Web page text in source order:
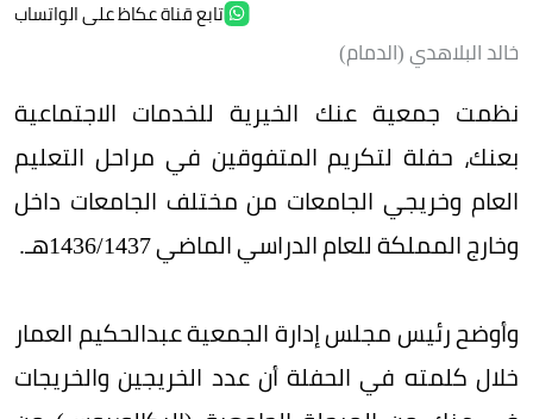
تابع قناة عكاظ على الواتساب
خالد البلاهدي (الدمام)
نظمت جمعية عنك الخيرية للخدمات الاجتماعية
بعنك، حفلة لتكريم المتفوقين في مراحل التعليم
العام وخريجي الجامعات من مختلف الجامعات داخل
وخارج المملكة للعام الدراسي الماضي 1436/1437هـ.
وأوضح رئيس مجلس إدارة الجمعية عبدالحكيم العمار
خلال كلمته في الحفلة أن عدد الخريجين والخريجات